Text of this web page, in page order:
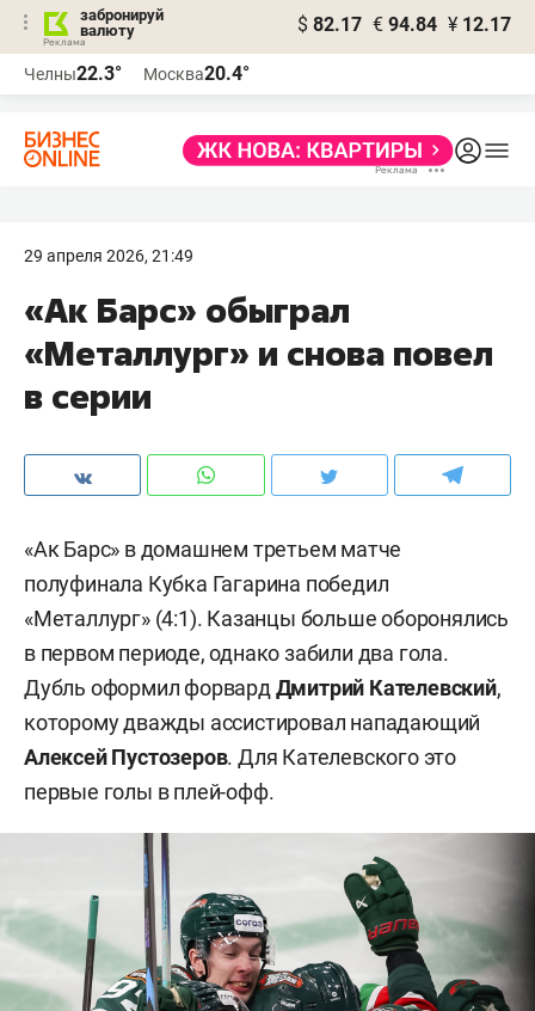
забронируй
валюту
$ 82.17 € 94.84 ¥ 12.17
Челны22.3° Москва20.4°
29 апреля 2026, 21:49
«Ак Барс» обыграл
«Металлург» и снова повел
в серии
«Ак Барс» в домашнем третьем матче
полуфинала Кубка Гагарина победил
«Металлург» (4:1). Казанцы больше оборонялись
в первом периоде, однако забили два гола.
Дубль оформил форвард Дмитрий Кателевский,
которому дважды ассистировал нападающий
Алексей Пустозеров. Для Кателевского это
первые голы в плей-офф.